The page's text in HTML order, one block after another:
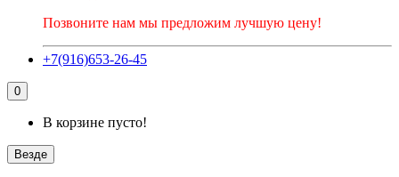
Позвоните нам мы предложим лучшую цену!
+7(916)653-26-45
0
В корзине пусто!
Везде